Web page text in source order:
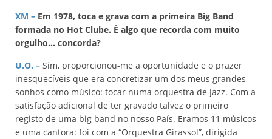
XM – Em 1978, toca e grava com a primeira Big Band
formada no Hot Clube. É algo que recorda com muito
orgulho… concorda?
U.O. – Sim, proporcionou-me a oportunidade e o prazer
inesquecíveis que era concretizar um dos meus grandes
sonhos como músico: tocar numa orquestra de Jazz. Com a
satisfação adicional de ter gravado talvez o primeiro
registo de uma big band no nosso País. Eramos 11 músicos
e uma cantora: foi com a “Orquestra Girassol”, dirigida